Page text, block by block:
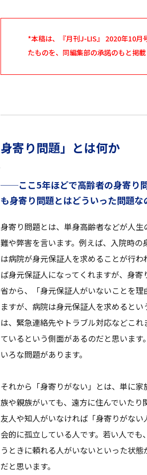
*本稿は、『月刊J-LIS』 2020年10月
たものを、同編集部の承諾のもと掲載
身寄り問題」とは何か
──ここ5年ほどで高齢者の身寄り
も身寄り問題とはどういった問題な
身寄り問題とは、単身高齢者などが人
難や弊害を言います。例えば、入院時
は病院が身元保証人を求めることが行
ば身元保証人になってくれますが、身
省から、「身元保証人がいないことを
ますが、病院は身元保証人を求めると
は、緊急連絡先やトラブル対応などこ
ているという側面があるのだと思いま
いろな問題があります。
それから「身寄りがない」とは、単に
族や親族がいても、遠方に住んでいた
友人や知人がいなければ「身寄りがな
会的に孤立している人です。若い人で
うときに頼れる人がいないといった状
だと思います。